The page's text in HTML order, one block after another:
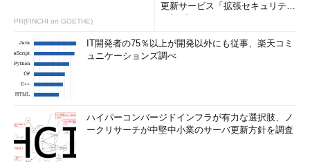
PR(FINCHI on GOETHE)
更新サービス「拡張セキュリティ
IT開発者の75％以上が開発以外にも従事、楽天コミ
ュニケーションズ調べ
ハイパーコンバージドインフラが有力な選択肢、ノ
ークリサーチが中堅中小業のサーバ更新方針を調査